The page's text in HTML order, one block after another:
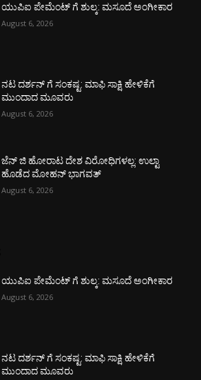
ಯುಪಿಐ ಪೇಮೆಂಟ್ ಗೆ ಶುಲ್ಕ: ಮಸೂದೆ ಅಂಗೀಕಾರ
August 6, 2026
ನಟ ದರ್ಶನ್ ಗೆ ಸಂಕಷ್ಟ: ಮಾಫಿ ಸಾಕ್ಷಿ ಹೇಳಿಕೆಗೆ
ಮುಂದಾದ ಮೂವರು
August 6, 2026
ಜೆನ್ ಜಿ ಹೋರಾಟ ದೇಶ ವಿರೋಧಿಗಳಲ್ಲ: ಉಲ್ಟಾ
ಹೊಡೆದ ಮೋಹನ್ ಭಾಗವತ್
August 6, 2026
ಯುಪಿಐ ಪೇಮೆಂಟ್ ಗೆ ಶುಲ್ಕ: ಮಸೂದೆ ಅಂಗೀಕಾರ
August 6, 2026
ನಟ ದರ್ಶನ್ ಗೆ ಸಂಕಷ್ಟ: ಮಾಫಿ ಸಾಕ್ಷಿ ಹೇಳಿಕೆಗೆ
ಮುಂದಾದ ಮೂವರು